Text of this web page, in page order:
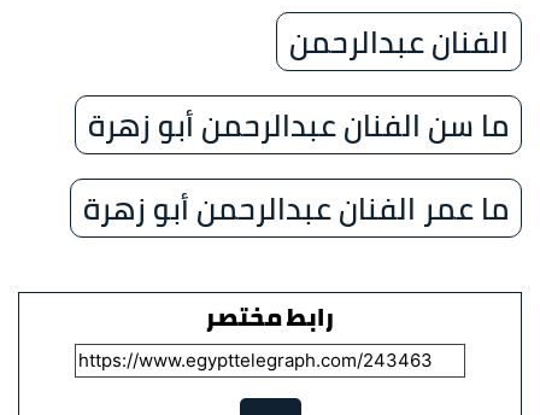
الفنان عبدالرحمن
ما سن الفنان عبدالرحمن أبو زهرة
ما عمر الفنان عبدالرحمن أبو زهرة
رابط مختصر